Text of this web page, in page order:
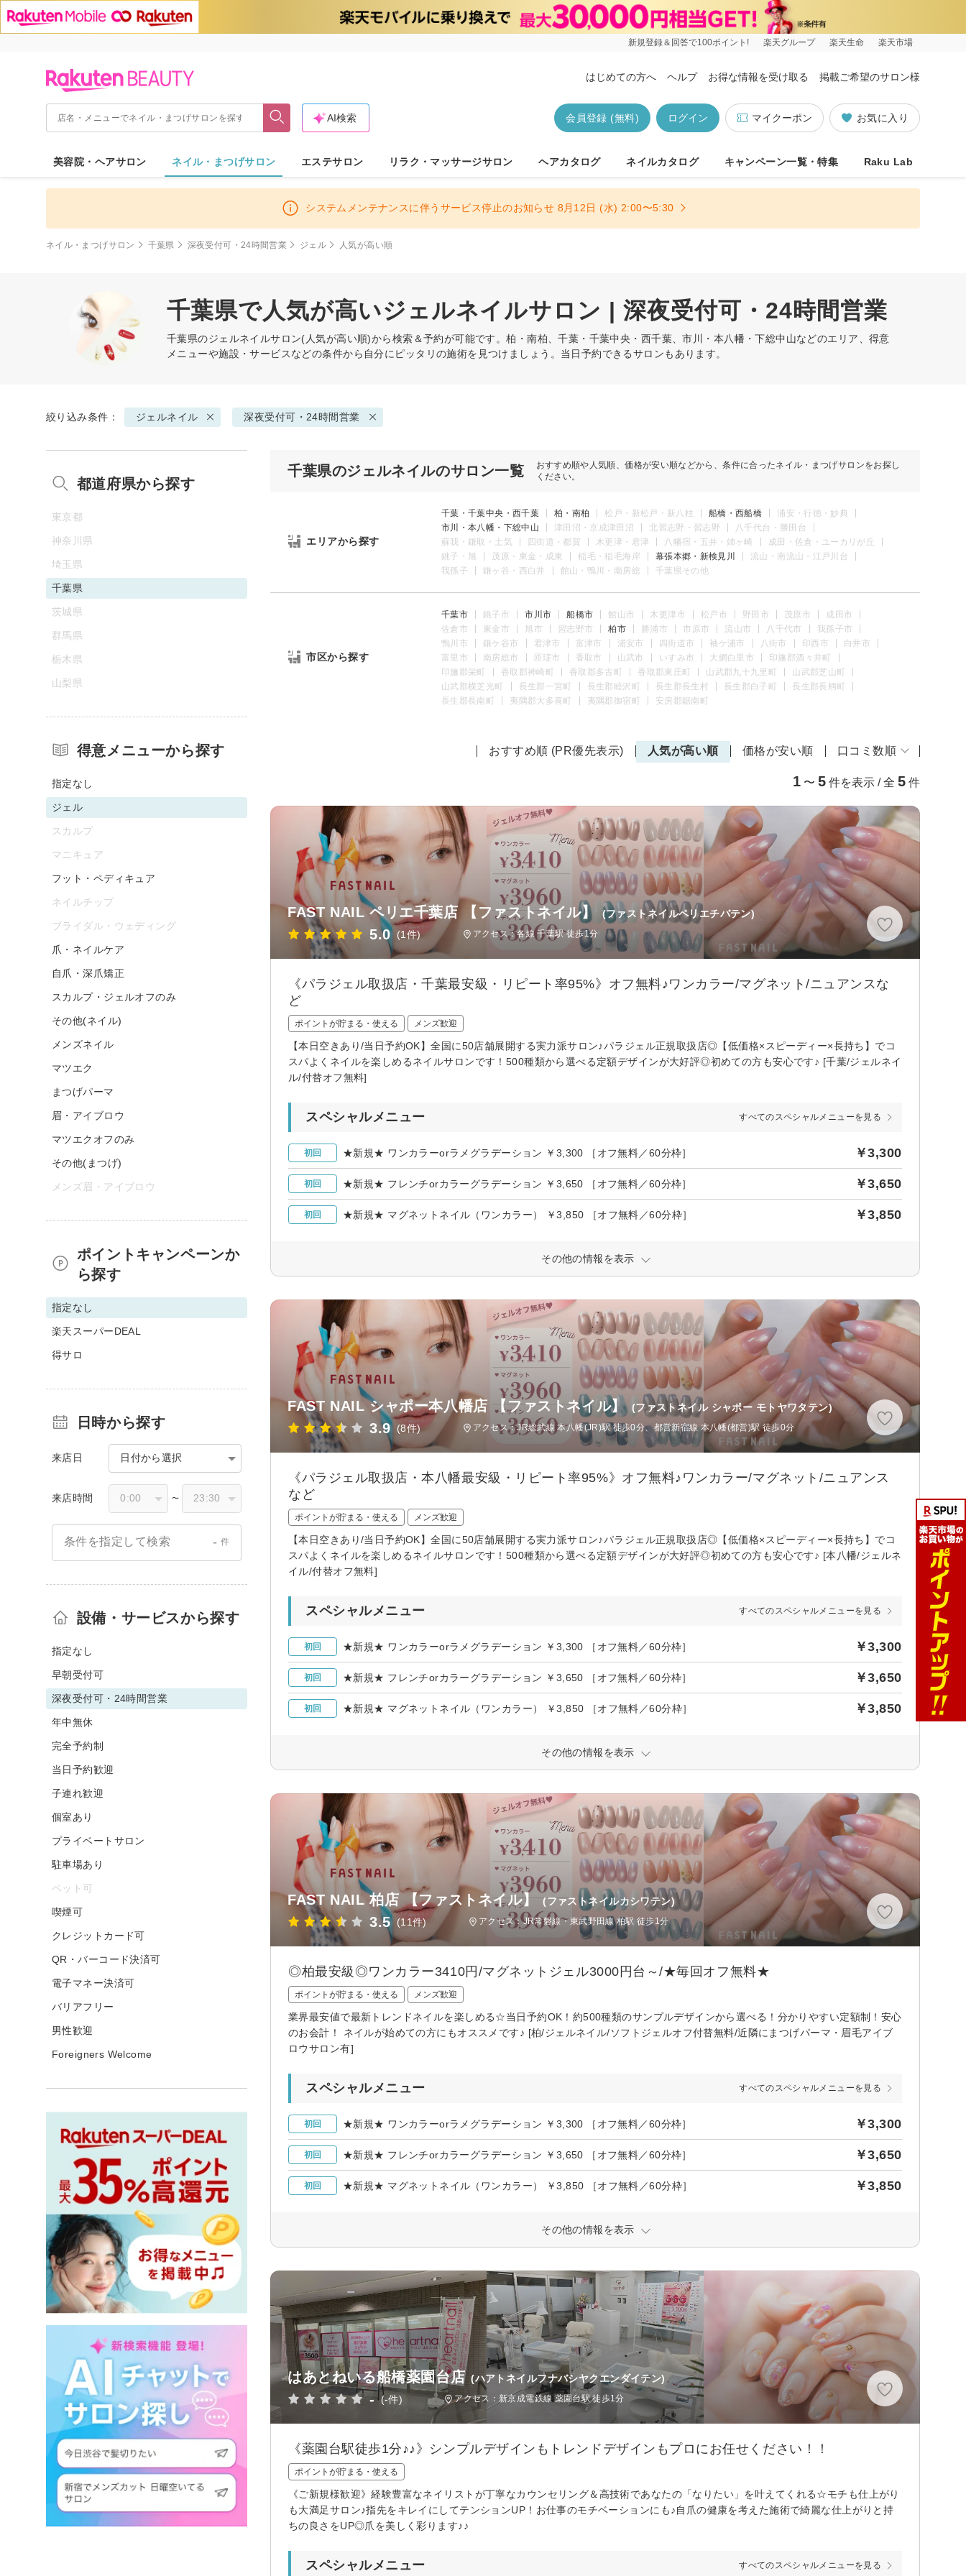
新規登録＆回答で100ポイント! 楽天グループ 楽天生命 楽天市場
はじめての方へ ヘルプ お得な情報を受け取る 掲載ご希望のサロン様
お気に入り
マイクーポン
ログイン
会員登録 (無料)
AI検索
美容院・ヘアサロン ネイル・まつげサロン エステサロン リラク・マッサージサロン ヘアカタログ ネイルカタログ キャンペーン一覧・特集 Raku Lab
システムメンテナンスに伴うサービス停止のお知らせ 8月12日 (水) 2:00〜5:30
ネイル・まつげサロン 千葉県 深夜受付可・24時間営業 ジェル 人気が高い順
千葉県で人気が高いジェルネイルサロン | 深夜受付可・24時間営業
千葉県のジェルネイルサロン(人気が高い順)から検索＆予約が可能です。柏・南柏、千葉・千葉中央・西千葉、市川・本八幡・下総中山などのエリア、得意
メニューや施設・サービスなどの条件から自分にピッタリの施術を見つけましょう。当日予約できるサロンもあります。
絞り込み条件： ジェルネイル 深夜受付可・24時間営業
千葉県のジェルネイルのサロン一覧
おすすめ順や人気順、価格が安い順などから、条件に合ったネイル・まつげサロンをお探し
ください。
エリアから探す
千葉・千葉中央・西千葉 柏・南柏 松戸・新松戸・新八柱 船橋・西船橋
浦安・行徳・妙典
市川・本八幡・下総中山
津田沼・京成津田沼 北習志野・習志野
八千代台・勝田台
蘇我・鎌取・土気
四街道・都賀 木更津・君津 八幡宿・五井・姉ヶ崎
成田・佐倉・ユーカリが丘
銚子・旭
茂原・東金・成東 稲毛・稲毛海岸 幕張本郷・新検見川
流山・南流山・江戸川台
我孫子
鎌ヶ谷・西白井 館山・鴨川・南房総 千葉県その他
市区から探す
千葉市 銚子市 市川市 船橋市 館山市 木更津市 松戸市 野田市 茂原市
成田市
佐倉市
東金市 旭市 習志野市 柏市 勝浦市 市原市 流山市 八千代市
我孫子市
鴨川市
鎌ケ谷市 君津市 富津市 浦安市 四街道市 袖ケ浦市 八街市 印西市
白井市
富里市
南房総市 匝瑳市 香取市 山武市 いすみ市 大網白里市
印旛郡酒々井町
印旛郡栄町
香取郡神崎町 香取郡多古町 香取郡東庄町 山武郡九十九里町
山武郡芝山町
山武郡横芝光町
長生郡一宮町 長生郡睦沢町 長生郡長生村 長生郡白子町
長生郡長柄町
長生郡長南町
夷隅郡大多喜町 夷隅郡御宿町 安房郡鋸南町
おすすめ順 (PR優先表示) 人気が高い順 価格が安い順 口コミ数順
1 〜 5 件を表示 / 全 5 件
FAST NAIL ペリエ千葉店 【ファストネイル】 (ファストネイルペリエチバテン)
5.0 (1件) アクセス：各線 千葉駅 徒歩1分
《パラジェル取扱店・千葉最安級・リピート率95%》オフ無料♪ワンカラー/マグネット/ニュアンスな
ど
ポイントが貯まる・使える メンズ歓迎
【本日空きあり/当日予約OK】全国に50店舗展開する実力派サロン♪パラジェル正規取扱店◎【低価格×スピーディー×長持ち】でコ
スパよくネイルを楽しめるネイルサロンです！500種類から選べる定額デザインが大好評◎初めての方も安心です♪ [千葉/ジェルネイ
ル/付替オフ無料]
スペシャルメニュー すべてのスペシャルメニューを見る
初回 ★新規★ ワンカラーorラメグラデーション ￥3,300 ［オフ無料／60分枠］ ￥3,300
初回 ★新規★ フレンチorカラーグラデーション ￥3,650 ［オフ無料／60分枠］ ￥3,650
初回 ★新規★ マグネットネイル（ワンカラー） ￥3,850 ［オフ無料／60分枠］ ￥3,850
その他の情報を表示
FAST NAIL シャポー本八幡店 【ファストネイル】 (ファストネイル シャポー モトヤワタテン)
3.9 (8件) アクセス：JR総武線 本八幡(JR)駅 徒歩0分、都営新宿線 本八幡(都営)駅 徒歩0分
《パラジェル取扱店・本八幡最安級・リピート率95%》オフ無料♪ワンカラー/マグネット/ニュアンス
など
ポイントが貯まる・使える メンズ歓迎
【本日空きあり/当日予約OK】全国に50店舗展開する実力派サロン♪パラジェル正規取扱店◎【低価格×スピーディー×長持ち】でコ
スパよくネイルを楽しめるネイルサロンです！500種類から選べる定額デザインが大好評◎初めての方も安心です♪ [本八幡/ジェルネ
イル/付替オフ無料]
スペシャルメニュー すべてのスペシャルメニューを見る
初回 ★新規★ ワンカラーorラメグラデーション ￥3,300 ［オフ無料／60分枠］ ￥3,300
初回 ★新規★ フレンチorカラーグラデーション ￥3,650 ［オフ無料／60分枠］ ￥3,650
初回 ★新規★ マグネットネイル（ワンカラー） ￥3,850 ［オフ無料／60分枠］ ￥3,850
その他の情報を表示
FAST NAIL 柏店 【ファストネイル】 (ファストネイルカシワテン)
3.5 (11件) アクセス：JR常磐線・東武野田線 柏駅 徒歩1分
◎柏最安級◎ワンカラー3410円/マグネットジェル3000円台～/★毎回オフ無料★
ポイントが貯まる・使える メンズ歓迎
業界最安値で最新トレンドネイルを楽しめる☆当日予約OK！約500種類のサンプルデザインから選べる！分かりやすい定額制！安心
のお会計！ ネイルが始めての方にもオススメです♪ [柏/ジェルネイル/ソフトジェルオフ付替無料/近隣にまつげパーマ・眉毛アイブ
ロウサロン有]
スペシャルメニュー すべてのスペシャルメニューを見る
初回 ★新規★ ワンカラーorラメグラデーション ￥3,300 ［オフ無料／60分枠］ ￥3,300
初回 ★新規★ フレンチorカラーグラデーション ￥3,650 ［オフ無料／60分枠］ ￥3,650
初回 ★新規★ マグネットネイル（ワンカラー） ￥3,850 ［オフ無料／60分枠］ ￥3,850
その他の情報を表示
はあとねいる船橋薬園台店 (ハアトネイルフナバシヤクエンダイテン)
- (-件) アクセス：新京成電鉄線 薬園台駅 徒歩1分
《薬園台駅徒歩1分♪♪》シンプルデザインもトレンドデザインもプロにお任せください！！
ポイントが貯まる・使える
《ご新規様歓迎》経験豊富なネイリストが丁寧なカウンセリング＆高技術であなたの「なりたい」を叶えてくれる☆モチも仕上がり
も大満足サロン♪指先をキレイにしてテンションUP！お仕事のモチベーションにも♪自爪の健康を考えた施術で綺麗な仕上がりと持
ちの良さをUP◎爪を美しく彩ります♪♪
スペシャルメニュー すべてのスペシャルメニューを見る
都道府県から探す
東京都
神奈川県
埼玉県
千葉県
茨城県
群馬県
栃木県
山梨県
得意メニューから探す
指定なし
ジェル
スカルプ
マニキュア
フット・ペディキュア
ネイルチップ
ブライダル・ウェディング
爪・ネイルケア
自爪・深爪矯正
スカルプ・ジェルオフのみ
その他(ネイル)
メンズネイル
マツエク
まつげパーマ
眉・アイブロウ
マツエクオフのみ
その他(まつげ)
メンズ眉・アイブロウ
ポイントキャンペーンか
ら探す
指定なし
楽天スーパーDEAL
得サロ
日時から探す
来店日 日付から選択
来店時間 〜
条件を指定して検索 - 件
設備・サービスから探す
指定なし
早朝受付可
深夜受付可・24時間営業
年中無休
完全予約制
当日予約歓迎
子連れ歓迎
個室あり
プライベートサロン
駐車場あり
ペット可
喫煙可
クレジットカード可
QR・バーコード決済可
電子マネー決済可
バリアフリー
男性歓迎
Foreigners Welcome